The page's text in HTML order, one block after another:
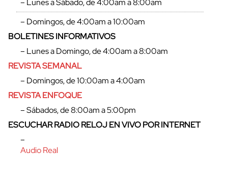
cerrar
– Domingos, de 4:00am a 10:00am
BOLETINES INFORMATIVOS
– Lunes a Domingo, de 4:00am a 8:00am
REVISTA SEMANAL
– Domingos, de 10:00am a 4:00am
REVISTA ENFOQUE
– Sábados, de 8:00am a 5:00pm
ESCUCHAR RADIO RELOJ EN VIVO POR INTERNET
–
Audio Real